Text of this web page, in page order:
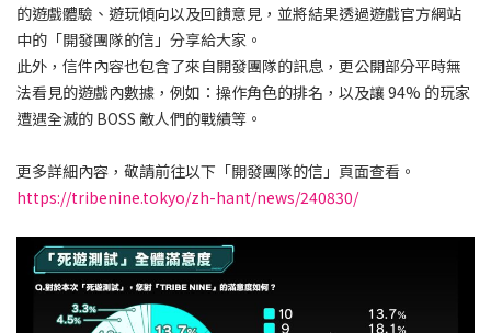
的遊戲體驗、遊玩傾向以及回饋意見，並將結果透過遊戲官方網站
中的「開發團隊的信」分享給大家。
此外，信件內容也包含了來自開發團隊的訊息，更公開部分平時無
法看見的遊戲內數據，例如：操作角色的排名，以及讓 94% 的玩家
遭遇全滅的 BOSS 敵人們的戰績等。
更多詳細內容，敬請前往以下「開發團隊的信」頁面查看。
https://tribenine.tokyo/zh-hant/news/240830/